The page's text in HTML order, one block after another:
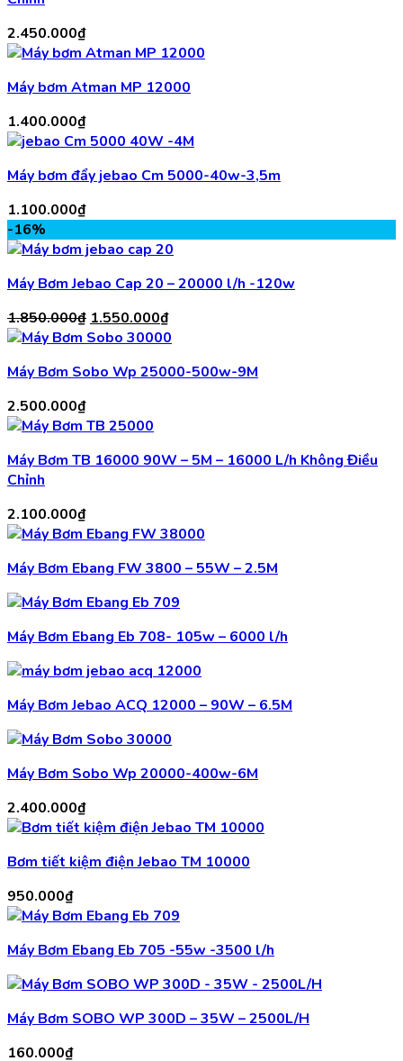
2.450.000₫
Máy bơm Atman MP 12000
1.400.000₫
Máy bơm đẩy jebao Cm 5000-40w-3,5m
1.100.000₫
-16%
Máy Bơm Jebao Cap 20 – 20000 l/h -120w
1.850.000₫ Giá
gốc
1.850.000₫.
1.550.000₫Giá
hiện
là:
Máy Bơm Sobo Wp 25000-500w-9M
2.500.000₫
Máy Bơm TB 16000 90W – 5M – 16000 L/h Không Điều
Chỉnh
2.100.000₫
Máy Bơm Ebang FW 3800 – 55W – 2.5M
Máy Bơm Ebang Eb 708- 105w – 6000 l/h
Máy Bơm Jebao ACQ 12000 – 90W – 6.5M
Máy Bơm Sobo Wp 20000-400w-6M
2.400.000₫
Bơm tiết kiệm điện Jebao TM 10000
950.000₫
Máy Bơm Ebang Eb 705 -55w -3500 l/h
Máy Bơm SOBO WP 300D – 35W – 2500L/H
160.000₫